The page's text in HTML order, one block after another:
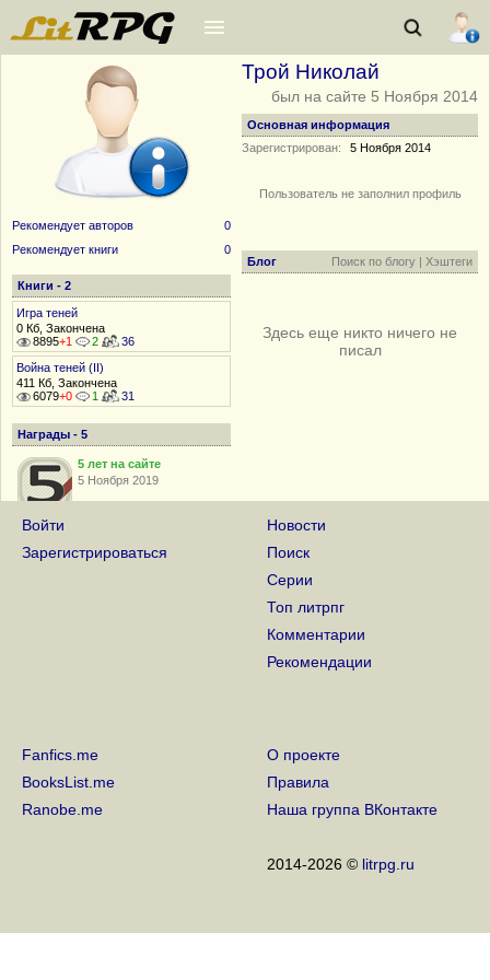
Рекомендует авторов
0
Рекомендует книги
0
Книги - 2
Игра теней
0 Кб, Закончена
8895+1 2
36
Война теней (II)
411 Кб, Закончена
6079+0 1 31
Награды - 5
5 лет на сайте
5 Ноября 2019
5 Ноября 2018
6 Ноября 2015
Трой Николай
был на сайте 5 Ноября 2014
Основная информация
Зарегистрирован:
5 Ноября 2014
Пользователь не заполнил профиль
Блог Поиск по блогу | Хэштеги
Здесь еще никто ничего не
писал
Войти
Зарегистрироваться
Новости
Поиск
Серии
Топ литрпг
Комментарии
Рекомендации
Fanfics.me
BooksList.me
Ranobe.me
О проекте
Правила
Наша группа ВКонтакте
2014-2026 © litrpg.ru